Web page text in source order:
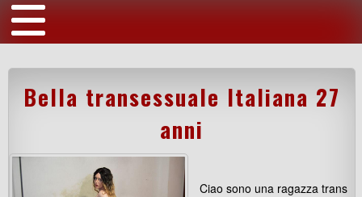
Bella transessuale Italiana 27
anni
Ciao sono una ragazza trans